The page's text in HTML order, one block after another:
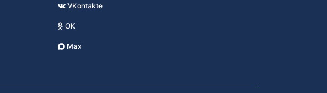
VKontakte
OK
Max